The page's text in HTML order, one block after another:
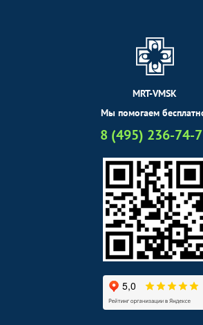
MRT-VMSK
Мы помогаем
8 (495) 236-74-